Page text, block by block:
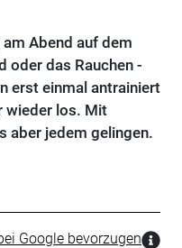
Abend auf dem
oder das Rauchen -
erst einmal antrainiert
wieder los. Mit
aber jedem gelingen.
Google bevorzugen